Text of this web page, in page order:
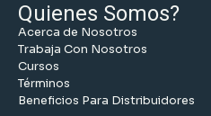
Quienes Somos?
Acerca de Nosotros
Trabaja Con Nosotros
Cursos
Términos
Beneficios Para Distribuidores